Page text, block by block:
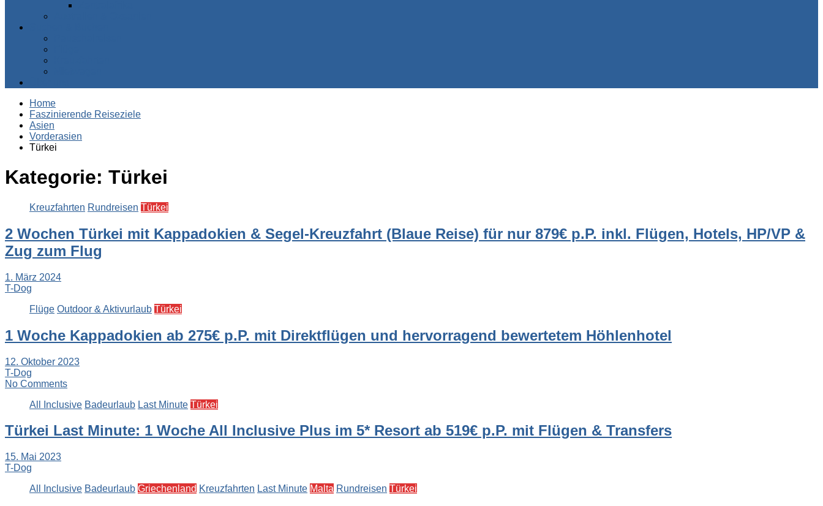
Home
Faszinierende Reiseziele
Asien
Vorderasien
Türkei
Kategorie: Türkei
Kreuzfahrten Rundreisen Türkei
2 Wochen Türkei mit Kappadokien & Segel-Kreuzfahrt (Blaue Reise) für nur 879€ p.P. inkl. Flügen, Hotels, HP/VP &
Zug zum Flug
1. März 2024
T-Dog
Flüge Outdoor & Aktivurlaub Türkei
1 Woche Kappadokien ab 275€ p.P. mit Direktflügen und hervorragend bewertetem Höhlenhotel
12. Oktober 2023
T-Dog
No Comments
All Inclusive Badeurlaub Last Minute Türkei
Türkei Last Minute: 1 Woche All Inclusive Plus im 5* Resort ab 519€ p.P. mit Flügen & Transfers
15. Mai 2023
T-Dog
All Inclusive Badeurlaub Griechenland Kreuzfahrten Last Minute Malta Rundreisen Türkei